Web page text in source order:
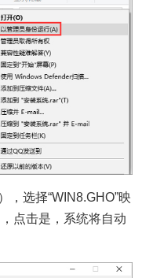
选择“WIN8.GHO”映
点击是，系统将自动